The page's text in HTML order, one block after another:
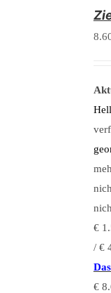
€
/ €
€